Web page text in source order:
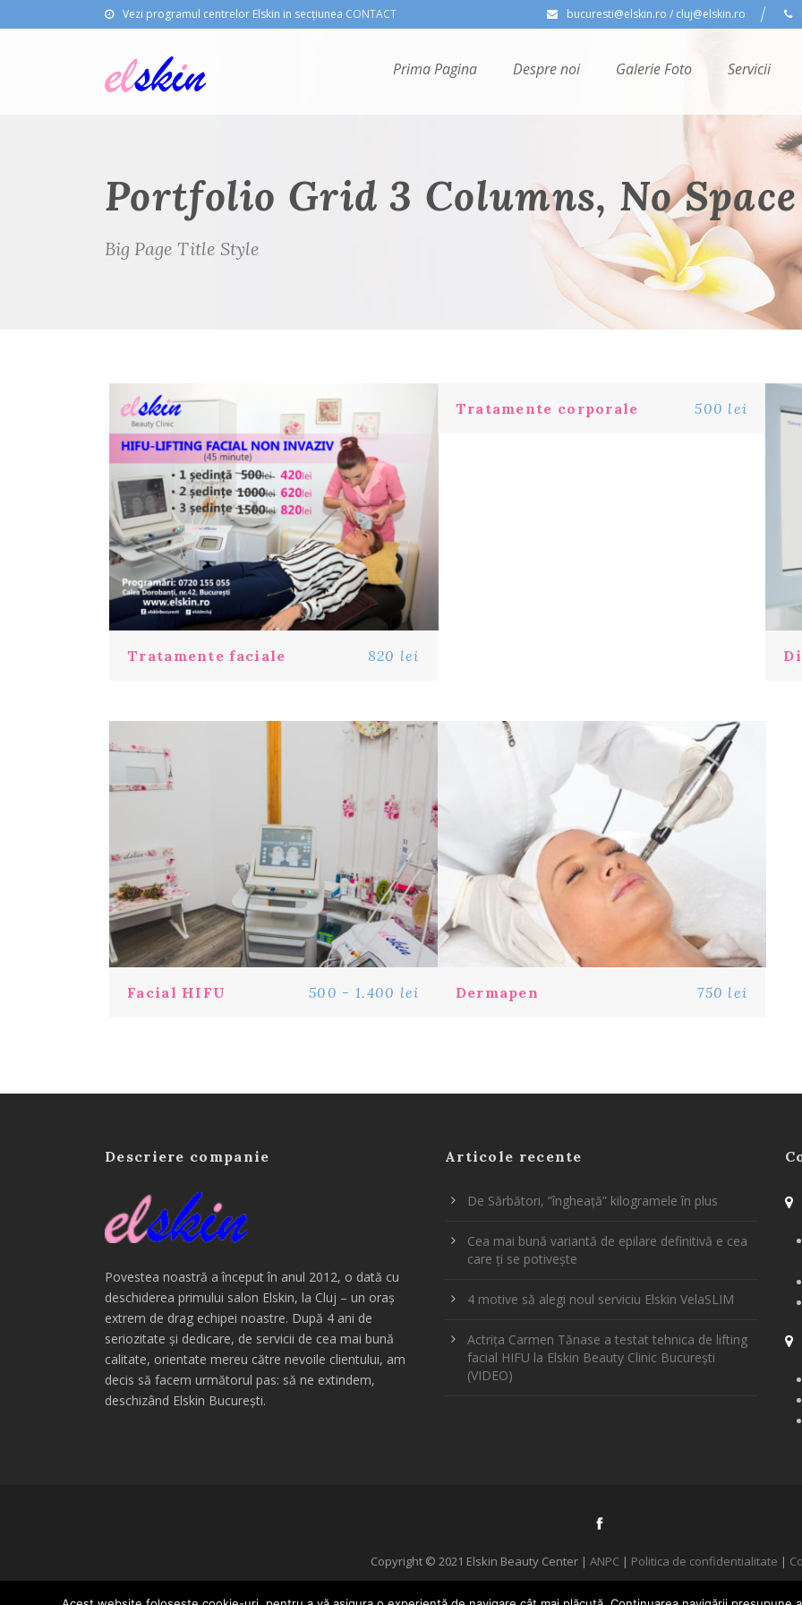
Vezi programul centrelor Elskin in secțiunea CONTACT bucuresti@elskin.ro / cluj@elskin.ro
Prima Pagina Despre noi Galerie Foto Servicii
Portfolio Grid 3 Columns, No Space
Big Page Title Style
Tratamente faciale 820 lei
Tratamente corporale 500 lei
Facial HIFU 500 - 1.400 lei Dermapen 750 lei
Descriere companie
Povestea noastră a început în anul 2012, o dată cu
deschiderea primului salon Elskin, la Cluj – un oraș
extrem de drag echipei noastre. După 4 ani de
seriozitate și dedicare, de servicii de cea mai bună
calitate, orientate mereu către nevoile clientului, am
decis să facem următorul pas: să ne extindem,
deschizând Elskin București.
Articole recente
De Sărbători, ”îngheață” kilogramele în plus
Cea mai bună variantă de epilare definitivă e cea
care ți se potivește
4 motive să alegi noul serviciu Elskin VelaSLIM
Actrița Carmen Tănase a testat tehnica de lifting
facial HIFU la Elskin Beauty Clinic București
(VIDEO)
Copyright © 2021 Elskin Beauty Center | ANPC| Politica de confidentialitate |
Development by Marius